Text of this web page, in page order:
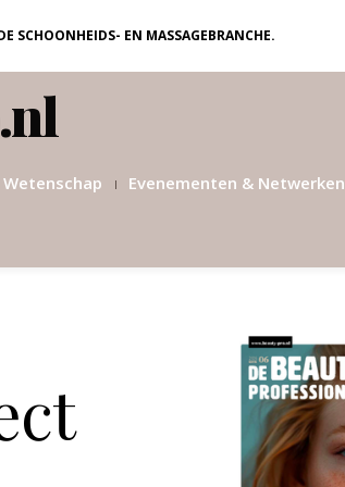
SCHOONHEIDS- EN MASSAGEBRANCHE.
Evenementen & Netwerken